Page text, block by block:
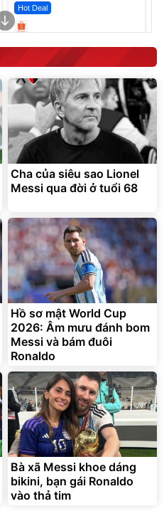
Hot Deal
Máy rửa xe cầm tay xịt rửa
cao áp có tạo bọt tuyết
399.000đ
Đã bán nhiều
Xe đạp điện trợ lực G-
Force C14 gấp gọn bỏ cốp
tiện lợi
9.900.000đ
7.092.000đ
Đang xem nhiều
G-FORCE VIETNA
Cha của siêu sao Lionel
Messi qua đời ở tuổi 68
Hồ sơ mật World Cup
2026: Âm mưu đánh bom
Messi và bám đuôi
Ronaldo
Bà xã Messi khoe dáng
bikini, bạn gái Ronaldo
vào thả tim